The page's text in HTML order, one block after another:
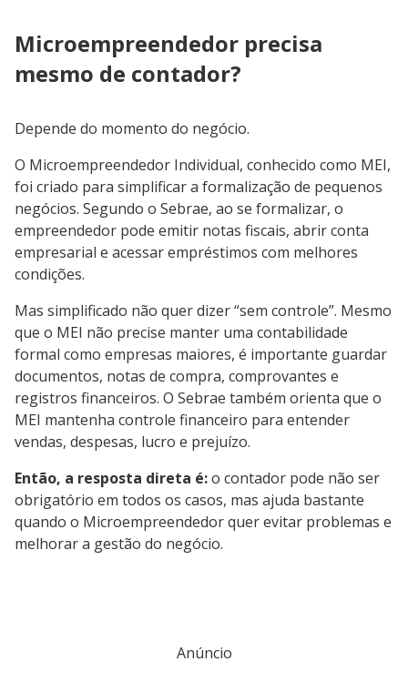
Microempreendedor precisa
mesmo de contador?
Depende do momento do negócio.
O Microempreendedor Individual, conhecido como MEI,
foi criado para simplificar a formalização de pequenos
negócios. Segundo o Sebrae, ao se formalizar, o
empreendedor pode emitir notas fiscais, abrir conta
empresarial e acessar empréstimos com melhores
condições.
Mas simplificado não quer dizer “sem controle”. Mesmo
que o MEI não precise manter uma contabilidade
formal como empresas maiores, é importante guardar
documentos, notas de compra, comprovantes e
registros financeiros. O Sebrae também orienta que o
MEI mantenha controle financeiro para entender
vendas, despesas, lucro e prejuízo.
Então, a resposta direta é:o contador pode não ser
obrigatório em todos os casos, mas ajuda bastante
quando o Microempreendedor quer evitar problemas e
melhorar a gestão do negócio.
Anúncio